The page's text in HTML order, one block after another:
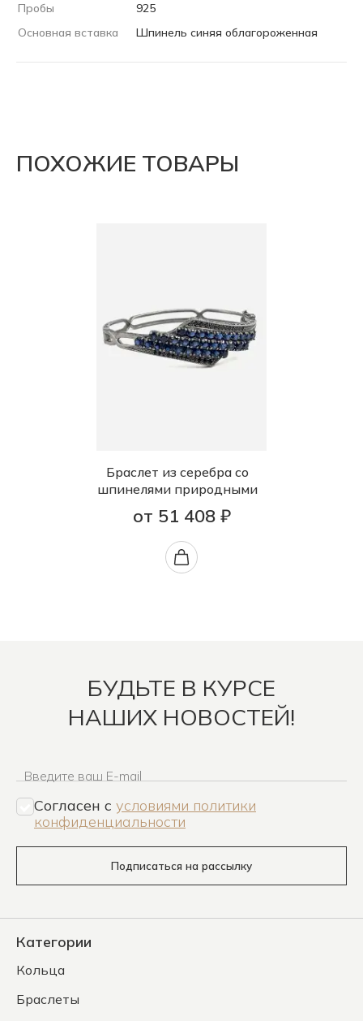
Пробы
925
Основная вставка
Шпинель синяя облагороженная
ПОХОЖИЕ ТОВАРЫ
Браслет из серебра со
шпинелями природными
от 51 408 ₽
БУДЬТЕ В КУРСЕ
НАШИХ НОВОСТЕЙ!
Введите ваш E-mail
Согласен c условиями политики
конфиденциальности
Подписаться на рассылку
Категории
Кольца
Браслеты